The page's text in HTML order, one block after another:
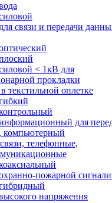
связи и передачи
< 1кВ для
прокладки
текстильной оплетке
для
компьютерный
телефонные,
пожарной
напряжения